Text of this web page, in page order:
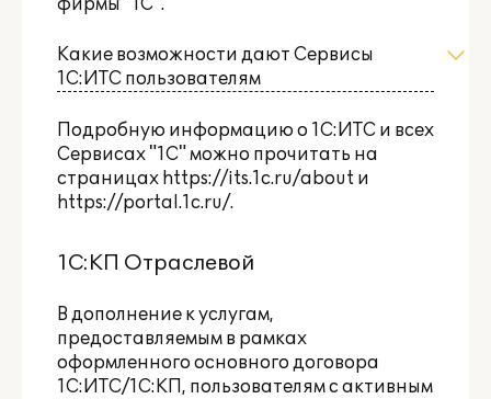
фирмы "1С".
Какие возможности дают Сервисы
1С:ИТС пользователям
Подробную информацию о 1С:ИТС и всех
Сервисах "1С" можно прочитать на
страницах https://its.1c.ru/about и
https://portal.1c.ru/.
1С:КП Отраслевой
В дополнение к услугам,
предоставляемым в рамках
оформленного основного договора
1С:ИТС/1С:КП, пользователям с активным